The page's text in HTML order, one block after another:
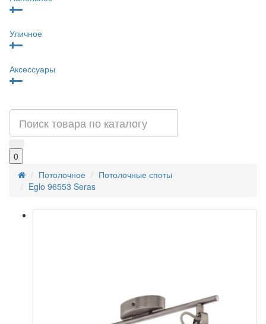
Уличное
Аксессуары
0
Потолочное
Потолочные споты
Eglo 96553 Seras